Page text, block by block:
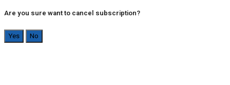
Are you sure want to cancel subscription?
Yes No